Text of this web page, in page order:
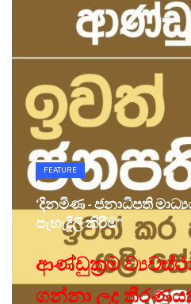
FEATURE
‘දිනමිණ - ජනාධිපති
පැහැදිලි කිරීම”
ආණ්ඩුක්‍රම
ගන්නා ලද